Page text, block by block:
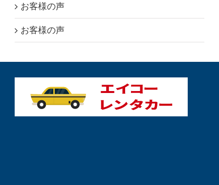
お客様の声
お客様の声